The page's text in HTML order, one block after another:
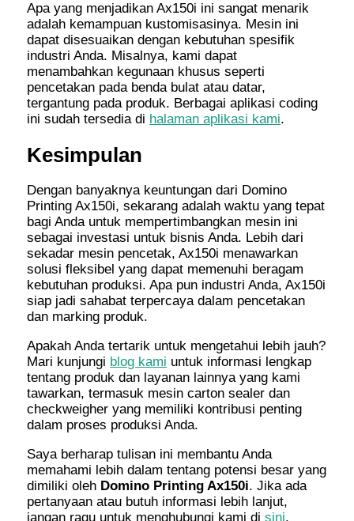
Apa yang menjadikan Ax150i ini sangat menarik
adalah kemampuan kustomisasinya. Mesin ini
dapat disesuaikan dengan kebutuhan spesifik
industri Anda. Misalnya, kami dapat
menambahkan kegunaan khusus seperti
pencetakan pada benda bulat atau datar,
tergantung pada produk. Berbagai aplikasi coding
ini sudah tersedia di halaman aplikasi kami.
Kesimpulan
Dengan banyaknya keuntungan dari Domino
Printing Ax150i, sekarang adalah waktu yang tepat
bagi Anda untuk mempertimbangkan mesin ini
sebagai investasi untuk bisnis Anda. Lebih dari
sekadar mesin pencetak, Ax150i menawarkan
solusi fleksibel yang dapat memenuhi beragam
kebutuhan produksi. Apa pun industri Anda, Ax150i
siap jadi sahabat terpercaya dalam pencetakan
dan marking produk.
Apakah Anda tertarik untuk mengetahui lebih jauh?
Mari kunjungi blog kami untuk informasi lengkap
tentang produk dan layanan lainnya yang kami
tawarkan, termasuk mesin carton sealer dan
checkweigher yang memiliki kontribusi penting
dalam proses produksi Anda.
Saya berharap tulisan ini membantu Anda
memahami lebih dalam tentang potensi besar yang
dimiliki oleh Domino Printing Ax150i. Jika ada
pertanyaan atau butuh informasi lebih lanjut,
jangan ragu untuk menghubungi kami disini.